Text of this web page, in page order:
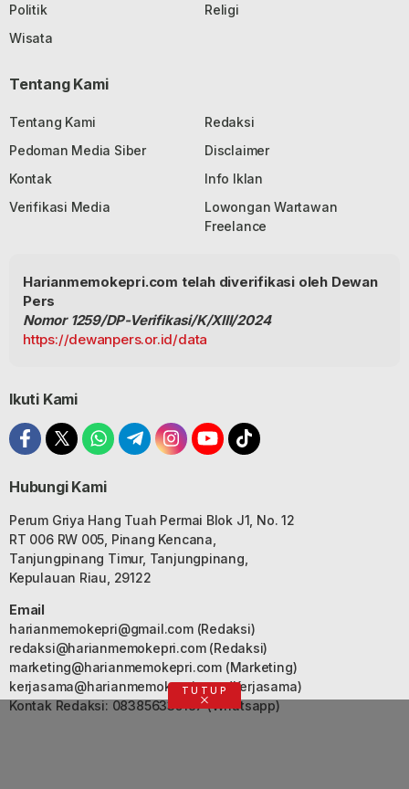
Politik
Religi
Wisata
Tentang Kami
Tentang Kami
Redaksi
Pedoman Media Siber
Disclaimer
Kontak
Info Iklan
Verifikasi Media
Lowongan Wartawan
Freelance
Harianmemokepri.com telah diverifikasi oleh Dewan
Pers
Nomor 1259/DP-Verifikasi/K/XIII/2024
https://dewanpers.or.id/data
Ikuti Kami
Hubungi Kami
Perum Griya Hang Tuah Permai Blok J1, No. 12
RT 006 RW 005, Pinang Kencana,
Tanjungpinang Timur, Tanjungpinang,
Kepulauan Riau, 29122
Email
harianmemokepri@gmail.com(Redaksi)
redaksi@harianmemokepri.com(Redaksi)
marketing@harianmemokepri.com(Marketing)
kerjasama@harianmemokepri.com(Kerjasama)
Kontak Redaksi: 083856335187 (Whatsapp)
TUTUP